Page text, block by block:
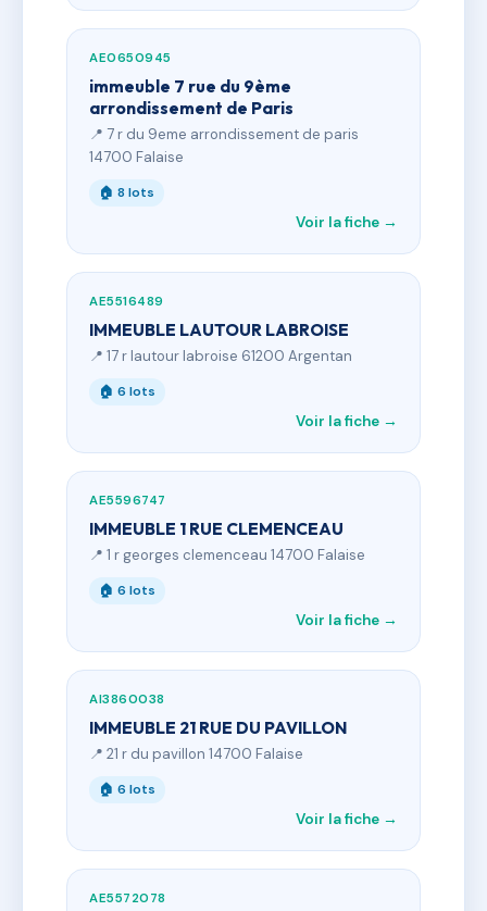
AE0650945
immeuble 7 rue du 9ème
arrondissement de Paris
📍 7 r du 9eme arrondissement de paris
14700 Falaise
🏠 8 lots
Voir la fiche →
AE5516489
IMMEUBLE LAUTOUR LABROISE
📍 17 r lautour labroise 61200 Argentan
🏠 6 lots
Voir la fiche →
AE5596747
IMMEUBLE 1 RUE CLEMENCEAU
📍 1 r georges clemenceau 14700 Falaise
🏠 6 lots
Voir la fiche →
AI3860038
IMMEUBLE 21 RUE DU PAVILLON
📍 21 r du pavillon 14700 Falaise
🏠 6 lots
Voir la fiche →
AE5572078